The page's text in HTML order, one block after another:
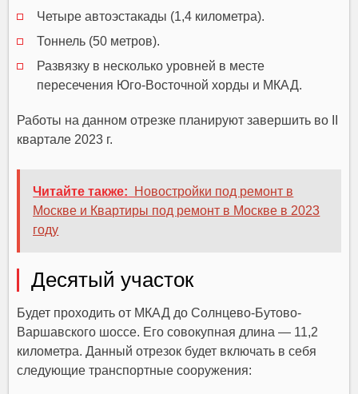
Четыре автоэстакады (1,4 километра).
Тоннель (50 метров).
Развязку в несколько уровней в месте
пересечения Юго-Восточной хорды и МКАД.
Работы на данном отрезке планируют завершить во II
квартале 2023 г.
Читайте также:
Новостройки под ремонт в
Москве и Квартиры под ремонт в Москве в 2023
году
Десятый участок
Будет проходить от МКАД до Солнцево-Бутово-
Варшавского шоссе. Его совокупная длина — 11,2
километра. Данный отрезок будет включать в себя
следующие транспортные сооружения: